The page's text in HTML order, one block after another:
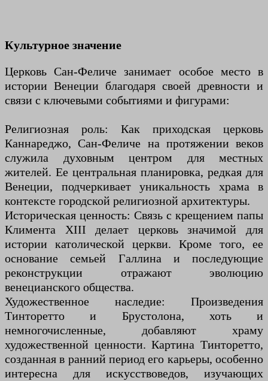
Культурное значение
Церковь Сан-Феличе занимает особое место в
истории Венеции благодаря своей древности и
связи с ключевыми событиями и фигурами:
Религиозная роль: Как приходская церковь
Каннареджо, Сан-Феличе на протяжении веков
служила духовным центром для местных
жителей. Ее центральная планировка, редкая для
Венеции, подчеркивает уникальность храма в
контексте городской религиозной архитектуры.
Историческая ценность: Связь с крещением папы
Климента XIII делает церковь значимой для
истории католической церкви. Кроме того, ее
основание семьей Галлина и последующие
реконструкции отражают эволюцию
венецианского общества.
Художественное наследие: Произведения
Тинторетто и Брустолона, хоть и
немногочисленные, добавляют храму
художественной ценности. Картина Тинторетто,
созданная в ранний период его карьеры, особенно
интересна для искусствоведов, изучающих